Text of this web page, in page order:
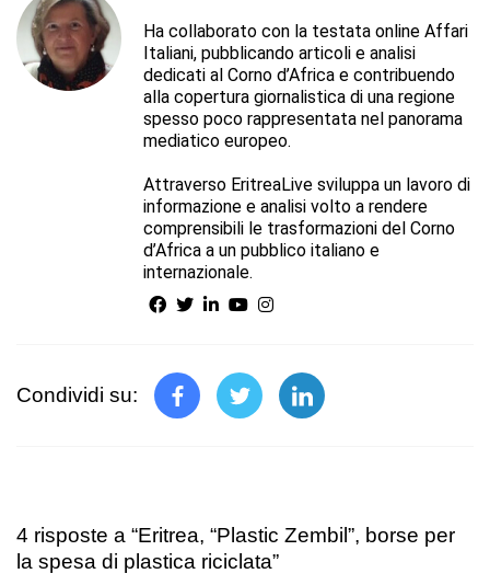
Ha collaborato con la testata online Affari
Italiani, pubblicando articoli e analisi
dedicati al Corno d’Africa e contribuendo
alla copertura giornalistica di una regione
spesso poco rappresentata nel panorama
mediatico europeo.
Attraverso EritreaLive sviluppa un lavoro di
informazione e analisi volto a rendere
comprensibili le trasformazioni del Corno
d’Africa a un pubblico italiano e
internazionale.
Condividi su:
4 risposte a “Eritrea, “Plastic Zembil”, borse per
la spesa di plastica riciclata”